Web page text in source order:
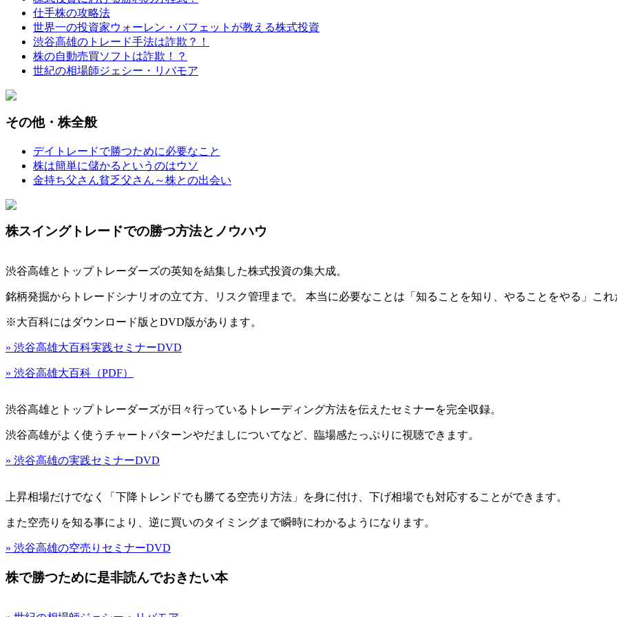
仕手株の攻略法
世界一の投資家ウォーレン・バフェットが教える株式投資
渋谷高雄のトレード手法は詐欺？！
株の自動売買ソフトは詐欺！？
世紀の相場師ジェシー・リバモア
その他・株全般
デイトレードで勝つために必要なこと
株は簡単に儲かるというのはウソ
金持ち父さん貧乏父さん～株との出会い
株スイングトレードでの勝つ方法とノウハウ
渋谷高雄とトップトレーダーズの英知を結集した株式投資の集大成。
銘柄発掘からトレードシナリオの立て方、リスク管理まで。 本当に必要なことは 「知ることを知り、やることをやる」 これ
※大百科にはダウンロード版とDVD版があります。
» 渋谷高雄大百科実践セミナーDVD
» 渋谷高雄大百科（PDF）
渋谷高雄とトップトレーダーズが日々行っているトレーディング方法を伝えたセミナーを完全収録。
渋谷高雄がよく使うチャートパターンやだましについてなど、臨場感たっぷりに視聴できます。
» 渋谷高雄の実践セミナーDVD
上昇相場だけでなく「下降トレンドでも勝てる空売り方法」を身に付け、下げ相場でも対応することができます。
また空売りを知る事により、逆に買いのタイミングまで瞬時にわかるようになります。
» 渋谷高雄の空売りセミナーDVD
株で勝つために是非読んでおきたい本